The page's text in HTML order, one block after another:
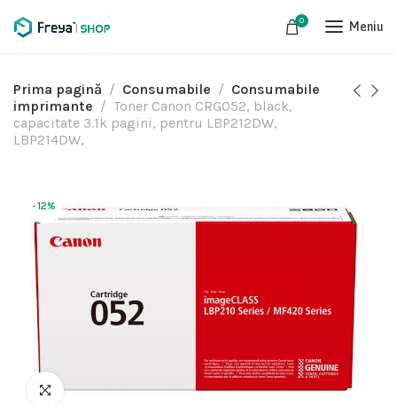
0 Meniu
Prima pagină Consumabile
Consumabile
imprimante
Toner Canon CRG052, black,
capacitate 3.1k pagini, pentru LBP212DW,
LBP214DW,
-12%